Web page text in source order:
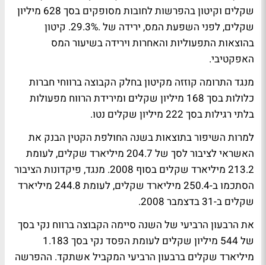
שקלים וקיטון בהפרשות לחובות מסופקים בסך 628 מיליון
שקלים, לפני השפעת המס, ירידה של .29.3%. קיטון
בהוצאות התפעוליות והאחרות וירידה בשיעור המס
האפקטיבי.
מנגד התרומה קוזזה מקיטון בחלק הקבוצה ברווחי חברות
כלולות בסך 168 מיליון שקלים ומירידת הרווח מפעולות
בלתי רגילות בסך 222 מיליון שקלים נטו.
למרות השיפור בתוצאות בשנה החולפת הקטין הבנק את
האשראי לציבור לסך של 204.7 מיליארד שקלים, לעומת
213.2 מיליארד שקלים בסוף 2008. מנגד, פיקדונות הציבור
הסתכמו ב-250.4 מיליארד שקלים, לעומת 244.8 מיליארד
שקלים ב-31 בדצמבר 2008.
את הרבעון הרביעי של השנה סיימה הקבוצה ברווח נקי בסך
של 544 מיליון שקלים לעומת הפסד נקי בסך 1.183
מיליארד שקלים ברבעון הרביעי המקביל אשתקד. ההפרשה